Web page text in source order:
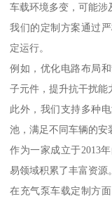
车载环境多变，可能涉
我们的定制方案通过
定运行。
例如，优化电路布局
子元件，提升抗干扰能
此外，我们支持多种
池，满足不同车辆的安
作为一家成立于2013
易领域积累了丰富资源。
在充气泵车载定制方